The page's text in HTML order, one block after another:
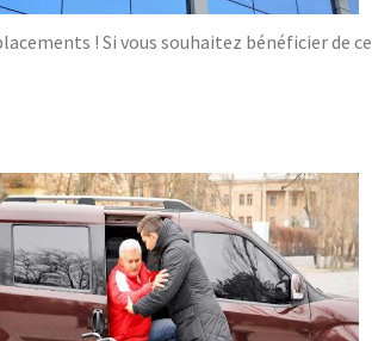
! Si vous souhaitez bénéficier de ce